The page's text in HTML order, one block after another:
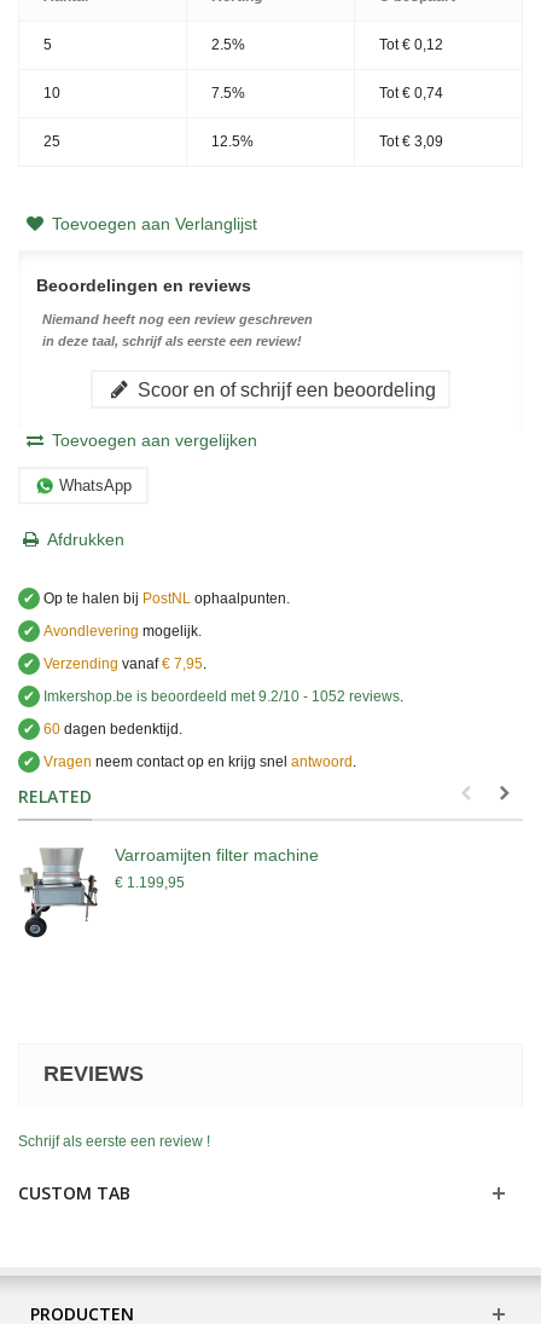
5 2.5% Tot€ 0,12
10 7.5% Tot€ 0,74
25 12.5% Tot€ 3,09
Toevoegen aan Verlanglijst
Beoordelingen en reviews
Niemand heeft nog een review geschreven
in deze taal, schrijf als eerste een review!
Scoor en of schrijf een beoordeling
Toevoegen aan vergelijken
WhatsApp
Afdrukken
✔ Op te halen bij PostNL ophaalpunten.
✔ Avondlevering mogelijk.
✔ Verzending vanaf€ 7,95.
✔
Imkershop.be is beoordeeld met9.2/10 - 1052 reviews.
✔ 60 dagen bedenktijd.
✔ Vragen neem contact op en krijg snel antwoord .
RELATED
Varroamijten filter machine
€ 1.199,95
REVIEWS
Schrijf als eerste een review !
CUSTOM TAB
PRODUCTEN